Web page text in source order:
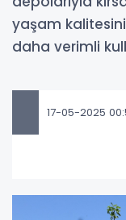
yaşam kalitesini
daha verimli
17-05-2025